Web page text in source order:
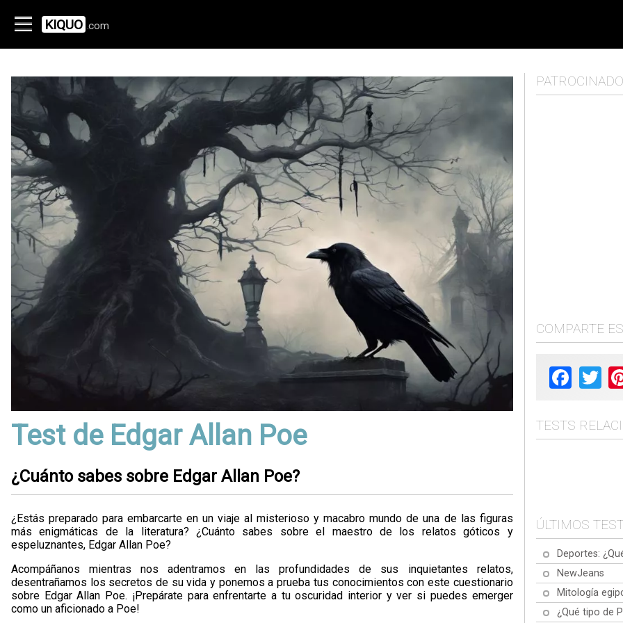
KIQUO .com
Test de Edgar Allan Poe
¿Cuánto sabes sobre Edgar Allan Poe?
¿Estás preparado para embarcarte en un viaje al misterioso y macabro mundo de una de las figuras
más enigmáticas de la literatura? ¿Cuánto sabes sobre el maestro de los relatos góticos y
espeluznantes, Edgar Allan Poe?
Acompáñanos mientras nos adentramos en las profundidades de sus inquietantes relatos,
desentrañamos los secretos de su vida y ponemos a prueba tus conocimientos con este cuestionario
sobre Edgar Allan Poe. ¡Prepárate para enfrentarte a tu oscuridad interior y ver si puedes emerger
como un aficionado a Poe!
PATROCINADO
COMPARTE
Facebook
TESTS
ÚLTIMOS
Deportes:
NewJeans
Mitología
¿Qué tipo de